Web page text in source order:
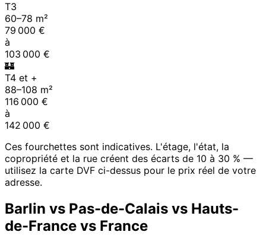
T3
60–78 m²
79 000 €
à
103 000 €
🏰
T4 et +
88–108 m²
116 000 €
à
142 000 €
Ces fourchettes sont indicatives. L'étage, l'état, la
copropriété et la rue créent des écarts de 10 à 30 % —
utilisez la carte DVF ci-dessus pour le prix réel de votre
adresse.
Barlin vs Pas-de-Calais vs Hauts-
de-France vs France